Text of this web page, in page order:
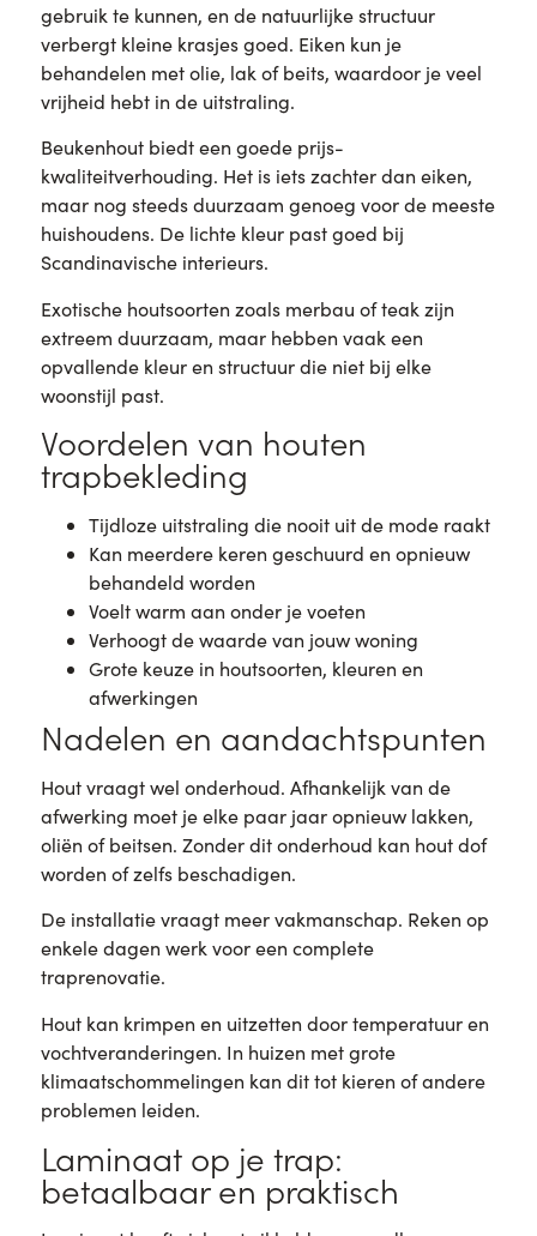
gebruik te kunnen, en de natuurlijke structuur
verbergt kleine krasjes goed. Eiken kun je
behandelen met olie, lak of beits, waardoor je veel
vrijheid hebt in de uitstraling.
Beukenhout biedt een goede prijs-
kwaliteitverhouding. Het is iets zachter dan eiken,
maar nog steeds duurzaam genoeg voor de meeste
huishoudens. De lichte kleur past goed bij
Scandinavische interieurs.
Exotische houtsoorten zoals merbau of teak zijn
extreem duurzaam, maar hebben vaak een
opvallende kleur en structuur die niet bij elke
woonstijl past.
Voordelen van houten
trapbekleding
Tijdloze uitstraling die nooit uit de mode raakt
Kan meerdere keren geschuurd en opnieuw
behandeld worden
Voelt warm aan onder je voeten
Verhoogt de waarde van jouw woning
Grote keuze in houtsoorten, kleuren en
afwerkingen
Nadelen en aandachtspunten
Hout vraagt wel onderhoud. Afhankelijk van de
afwerking moet je elke paar jaar opnieuw lakken,
oliën of beitsen. Zonder dit onderhoud kan hout dof
worden of zelfs beschadigen.
De installatie vraagt meer vakmanschap. Reken op
enkele dagen werk voor een complete
traprenovatie.
Hout kan krimpen en uitzetten door temperatuur en
vochtveranderingen. In huizen met grote
klimaatschommelingen kan dit tot kieren of andere
problemen leiden.
Laminaat op je trap:
betaalbaar en praktisch